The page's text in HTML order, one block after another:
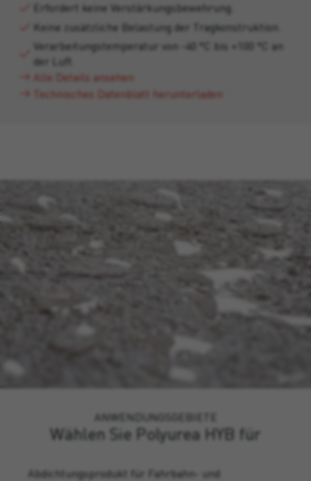
Erfordert keine Verstärkungsbewehrung.
Keine zusätzliche Belastung der Tragkonstruktion.
Verarbeitungstemperatur von -40 °C bis +100 °C an
der Luft.
Alle Details ansehen
Technisches Datenblatt herunterladen
ANWENDUNGSGEBIETE
Wählen Sie Polyurea HYB für
Abdichtungsprodukt für Fahrbahn- und